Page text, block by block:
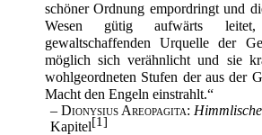
schöner Ordnung empordringt und
Wesen gütig aufwärts
gewaltschaffenden Urquelle der
möglich sich verähnlicht und sie
wohlgeordneten Stufen der aus der
Macht den Engeln einstrahlt.“
– Dionysius Areopagita:
Kapitel[1]